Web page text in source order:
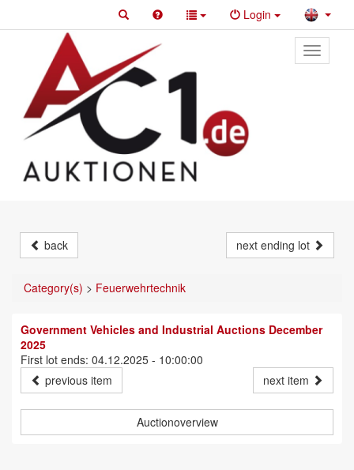
Login
Toggle
primary
back next ending lot
Category(s) > Feuerwehrtechnik
Government Vehicles and Industrial Auctions December
2025
First lot ends: 04.12.2025 - 10:00:00
previous item
next item
Auctionoverview